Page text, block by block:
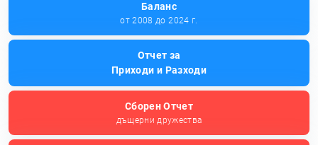
Баланс
от 2008 до 2024 г.
Отчет за
Приходи и Разходи
Сборен Отчет
дъщерни дружества